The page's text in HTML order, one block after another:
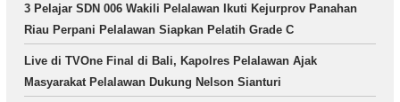
3 Pelajar SDN 006 Wakili Pelalawan Ikuti Kejurprov Panahan
Riau Perpani Pelalawan Siapkan Pelatih Grade C
Live di TVOne Final di Bali, Kapolres Pelalawan Ajak
Masyarakat Pelalawan Dukung Nelson Sianturi